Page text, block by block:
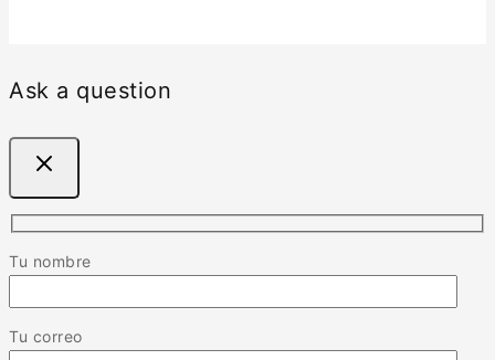
Ask a question
Tu nombre
Tu correo